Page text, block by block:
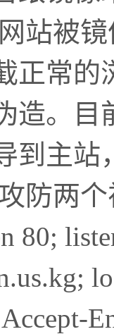
站被
正常
造。目
到主
防两
80;
Accept-